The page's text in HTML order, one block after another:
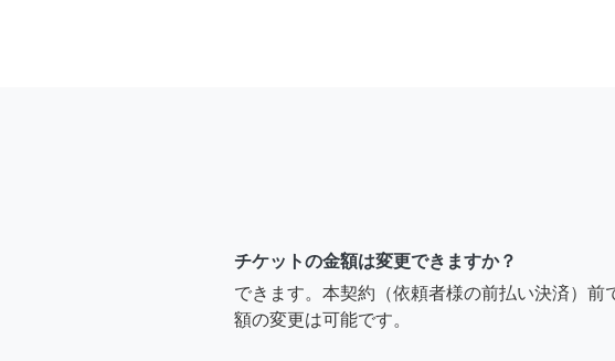
チケットの金額は変更できますか？
できます。本契約（依頼者様の前払い決済）前
額の変更は可能です。